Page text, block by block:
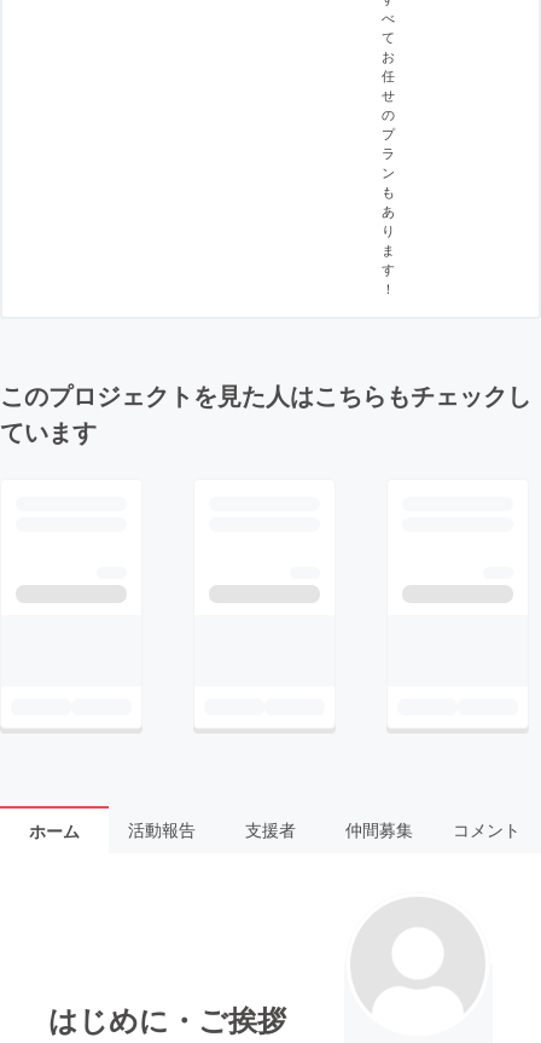
べ
て
お
任
せ
の
プ
ラ
ン
も
あ
り
ま
す
！
このプロジェクトを見た人はこちらもチェックし
ています
ホーム 活動報告 支援者 仲間募集 コメント
はじめに・ご挨拶